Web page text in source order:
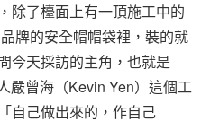
除了檯面上有一頂施工中的
牌的安全帽帽袋裡，裝的就
今天採訪的主角，也就是
嚴曾海（Kevin Yen）這個工
自己做出來的，作自己